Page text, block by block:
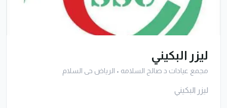
ليزر البكيني
مجمع عيادات د صالح السلامه • الرياض حى السلام
ليزر البكيني